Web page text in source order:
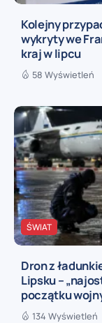
Kolejny
wykryty we
kraj w lipcu
58 Wyświetleń
ŚWIAT
Dron z
Lipsku –
początku
134 Wyświetleń